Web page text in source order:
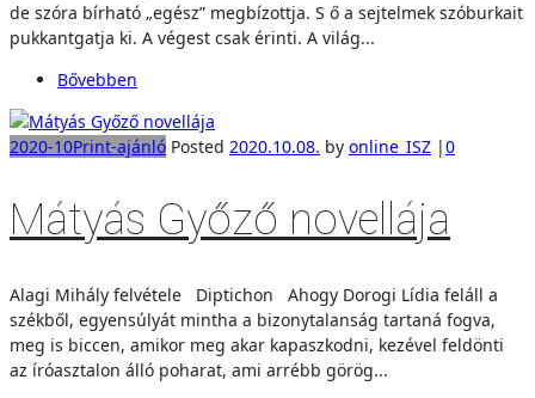
de szóra bírható „egész” megbízottja. S ő a sejtelmek szóburkait
pukkantgatja ki. A végest csak érinti. A világ...
Bővebben
2020-10Print-ajánló Posted 2020.10.08. by online_ISZ |0
Mátyás Győző novellája
Alagi Mihály felvétele Diptichon Ahogy Dorogi Lídia feláll a
székből, egyensúlyát mintha a bizonytalanság tartaná fogva,
meg is biccen, amikor meg akar kapaszkodni, kezével feldönti
az íróasztalon álló poharat, ami arrébb görög...